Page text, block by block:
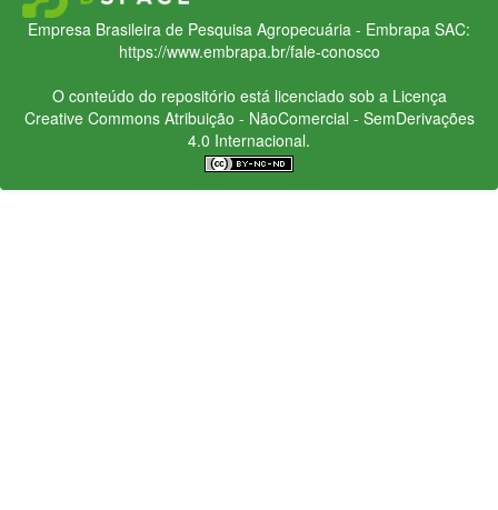
Empresa Brasileira de Pesquisa Agropecuária - Embrapa SAC:
https://www.embrapa.br/fale-conosco
O conteúdo do repositório está licenciado sob a Licença
Creative CommonsAtribuição - NãoComercial - SemDerivações
4.0 Internacional.